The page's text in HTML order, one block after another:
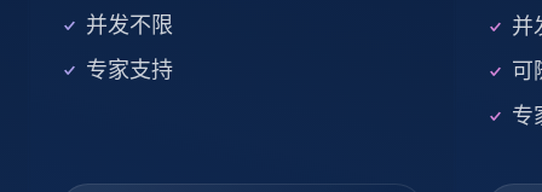
并发不限
专家支持
并
可
专